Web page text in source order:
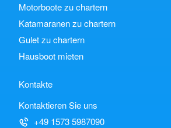
Motorboote zu chartern
Katamaranen zu chartern
Gulet zu chartern
Hausboot mieten
Kontakte
Kontaktieren Sie uns
+49 1573 5987090